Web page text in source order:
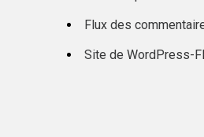
Flux des
Site de WordPress-